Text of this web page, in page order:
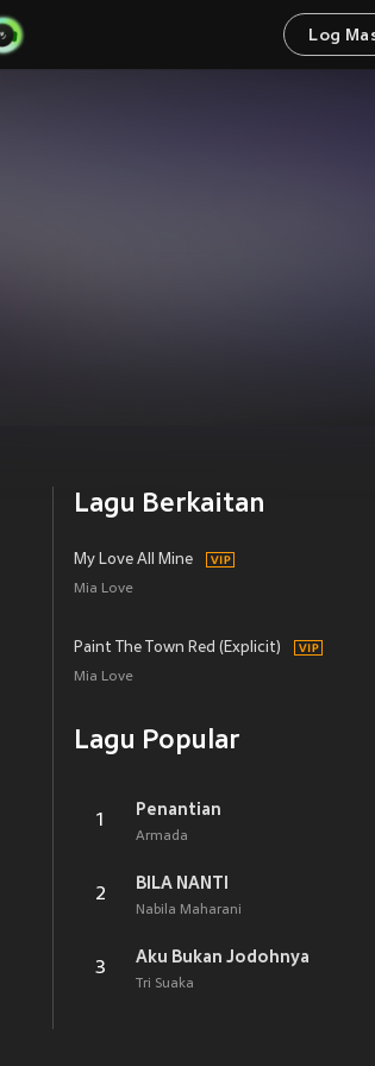
Log
Lagu Berkaitan
My Love All Mine
Mia Love
Paint The Town Red (Explicit)
Mia Love
Lagu Popular
1
Penantian
Armada
2
BILA NANTI
Nabila Maharani
3
Aku Bukan Jodohnya
Tri Suaka